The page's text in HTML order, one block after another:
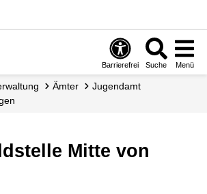
Barrierefrei Suche Menü
Ämter
Jugendamt